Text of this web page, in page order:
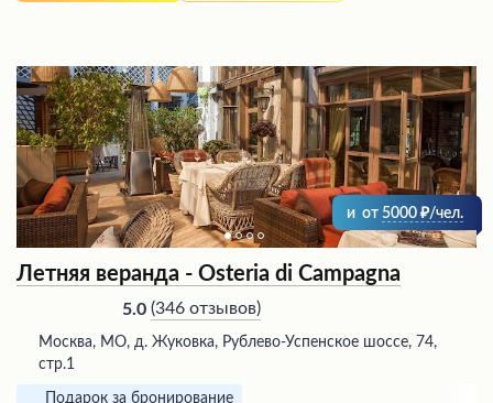
и от 5000 /чел.
Летняя веранда - Osteria di Campagna
5.0 (346 отзывов)
Москва, МО, д. Жуковка, Рублево-Успенское шоссе, 74,
стр.1
Подарок за бронирование